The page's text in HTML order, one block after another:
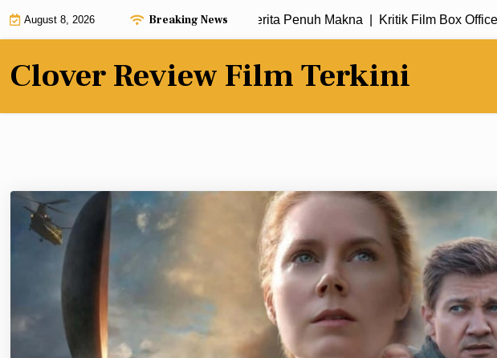
August 8, 2026 Breaking News
Review Film Terbaru dengan Alur Cerita Penuh Makna |Kritik Film Box Office
Clover Review Film Terkini